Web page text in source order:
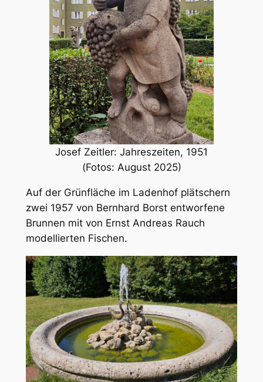
Josef Zeitler: Jahreszeiten, 1951
(Fotos: August 2025)
Auf der Grünfläche im Ladenhof plätschern
zwei 1957 von Bernhard Borst entworfene
Brunnen mit von Ernst Andreas Rauch
modellierten Fischen.